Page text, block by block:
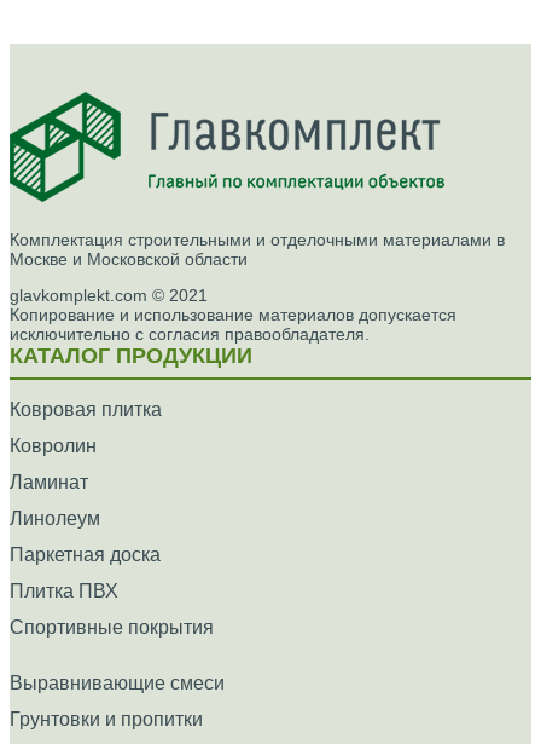
Комплектация строительными и отделочными материалами в
Москве и Московской области
glavkomplekt.com © 2021
Копирование и использование материалов допускается
исключительно с согласия правообладателя.
КАТАЛОГ ПРОДУКЦИИ
Ковровая плитка
Ковролин
Ламинат
Линолеум
Паркетная доска
Плитка ПВХ
Спортивные покрытия
Выравнивающие смеси
Грунтовки и пропитки